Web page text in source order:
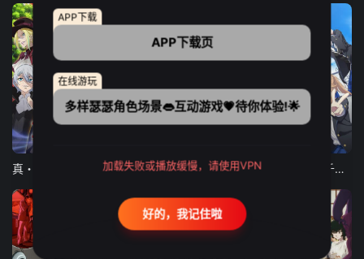
真・进化果 实不知不觉踏上胜利的人生 东京猫猫 NEW～♡ 弹珠汽水瓶里的千岁同学
APP下载
APP下载页
在线游玩
多样瑟瑟角色场景👄互动游戏💗待你体验!🌟
加载失败或播放缓慢，请使用VPN
好的，我记住啦